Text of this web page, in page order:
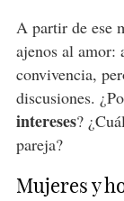
A partir de ese
ajenos al amor:
convivencia,
discusiones.
intereses?
pareja?
Mujeres y